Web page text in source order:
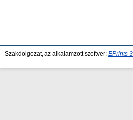
Szakdolgozat, az alkalamzott szoftver: EPrints 3